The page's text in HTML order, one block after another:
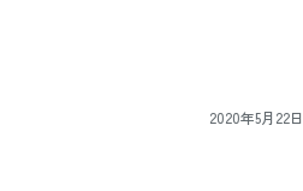
2020年5月22日